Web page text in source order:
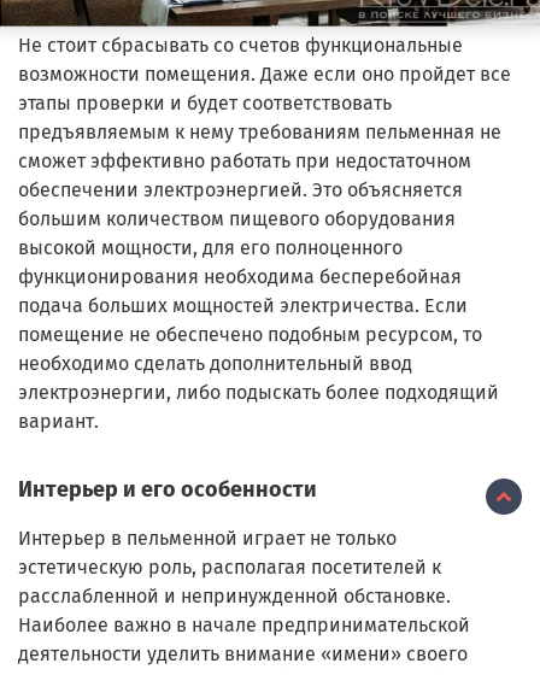
Не стоит сбрасывать со счетов функциональные
возможности помещения. Даже если оно пройдет все
этапы проверки и будет соответствовать
предъявляемым к нему требованиям пельменная не
сможет эффективно работать при недостаточном
обеспечении электроэнергией. Это объясняется
большим количеством пищевого оборудования
высокой мощности, для его полноценного
функционирования необходима бесперебойная
подача больших мощностей электричества. Если
помещение не обеспечено подобным ресурсом, то
необходимо сделать дополнительный ввод
электроэнергии, либо подыскать более подходящий
вариант.
Интерьер и его особенности
Интерьер в пельменной играет не только
эстетическую роль, располагая посетителей к
расслабленной и непринужденной обстановке.
Наиболее важно в начале предпринимательской
деятельности уделить внимание «имени» своего